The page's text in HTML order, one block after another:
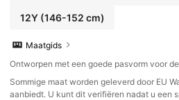
12Y(146-152 cm)
Maatgids
Ontworpen met een goede pasvorm voor
​Sommige maat worden geleverd door EU
aanbiedt. U kunt dit verifiëren nadat u een